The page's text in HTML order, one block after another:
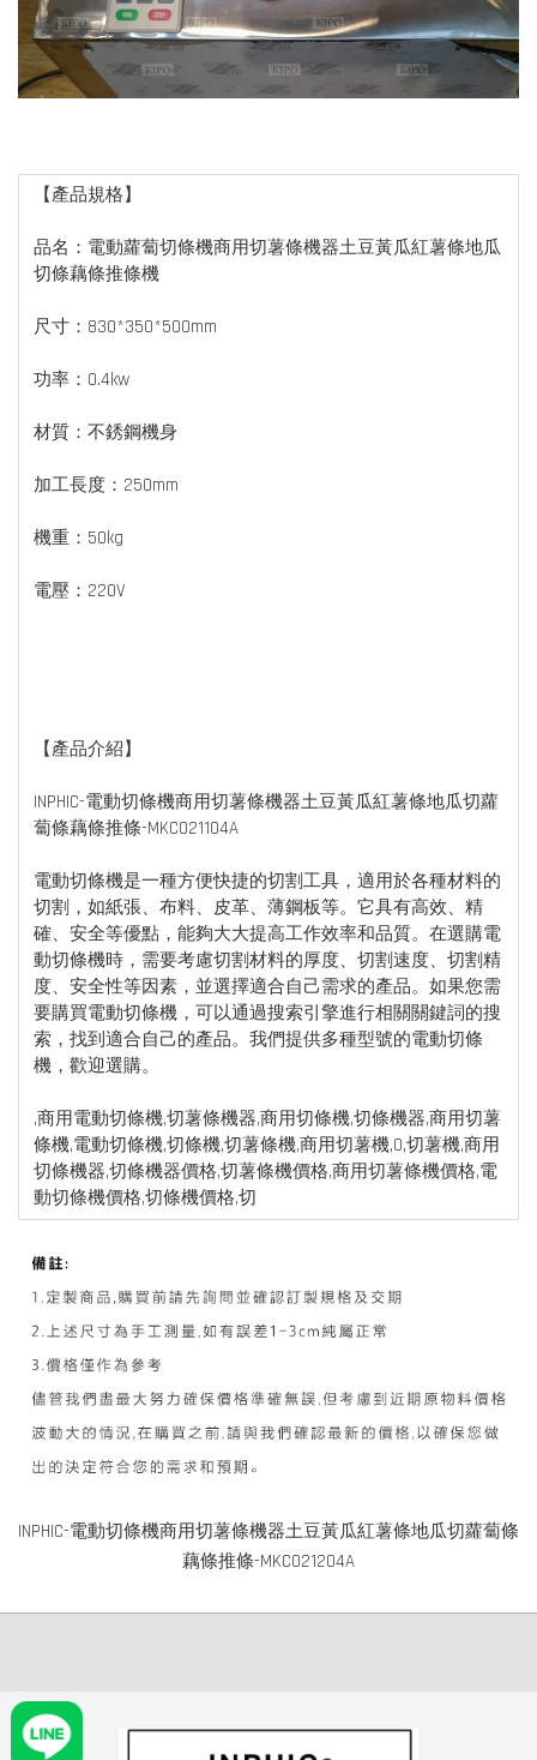
【產品規格】
品名：電動蘿蔔切條機商用切薯條機器土豆黃瓜紅薯條地瓜
切條藕條推條機
尺寸：830*350*500mm
功率：0.4kw
材質：不銹鋼機身
加工長度：250mm
機重：50kg
電壓：220V
【產品介紹】
INPHIC-電動切條機商用切薯條機器土豆黃瓜紅薯條地瓜切蘿
蔔條藕條推條-MKC021104A
電動切條機是一種方便快捷的切割工具，適用於各種材料的
切割，如紙張、布料、皮革、薄鋼板等。它具有高效、精
確、安全等優點，能夠大大提高工作效率和品質。在選購電
動切條機時，需要考慮切割材料的厚度、切割速度、切割精
度、安全性等因素，並選擇適合自己需求的產品。如果您需
要購買電動切條機，可以通過搜索引擎進行相關關鍵詞的搜
索，找到適合自己的產品。我們提供多種型號的電動切條
機，歡迎選購。
,商用電動切條機,切薯條機器,商用切條機,切條機器,商用切薯
條機,電動切條機,切條機,切薯條機,商用切薯機,0,切薯機,商用
切條機器,切條機器價格,切薯條機價格,商用切薯條機價格,電
動切條機價格,切條機價格,切
INPHIC-電動切條機商用切薯條機器土豆黃瓜紅薯條地瓜切蘿蔔條
藕條推條-MKC021204A